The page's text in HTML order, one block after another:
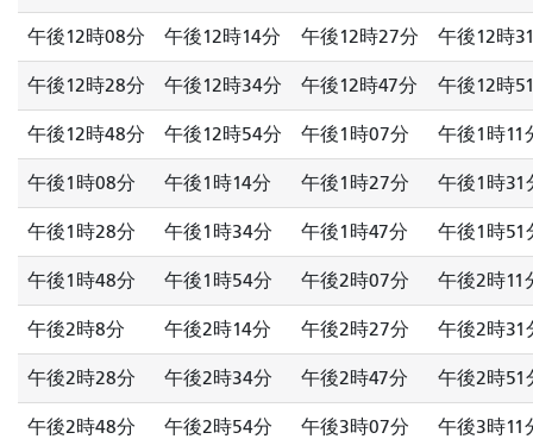
午後12時08分 午後12時14分 午後12時27分 午後12時
午後12時28分 午後12時34分 午後12時47分 午後12時
午後12時48分 午後12時54分 午後1時07分 午後1時11
午後1時08分 午後1時14分 午後1時27分 午後1時31
午後1時28分 午後1時34分 午後1時47分 午後1時51
午後1時48分 午後1時54分 午後2時07分 午後2時11
午後2時8分 午後2時14分 午後2時27分 午後2時31
午後2時28分 午後2時34分 午後2時47分 午後2時51
午後2時48分 午後2時54分 午後3時07分 午後3時11